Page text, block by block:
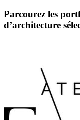
Parcourez les
d’architecture